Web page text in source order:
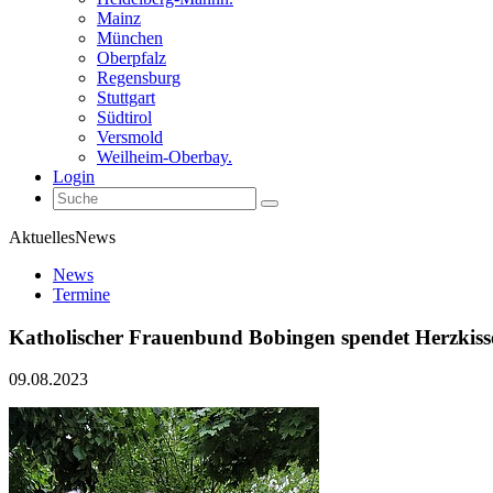
Mainz
München
Oberpfalz
Regensburg
Stuttgart
Südtirol
Versmold
Weilheim-Oberbay.
Login
AktuellesNews
News
Termine
Katholischer Frauenbund Bobingen spendet
09.08.2023